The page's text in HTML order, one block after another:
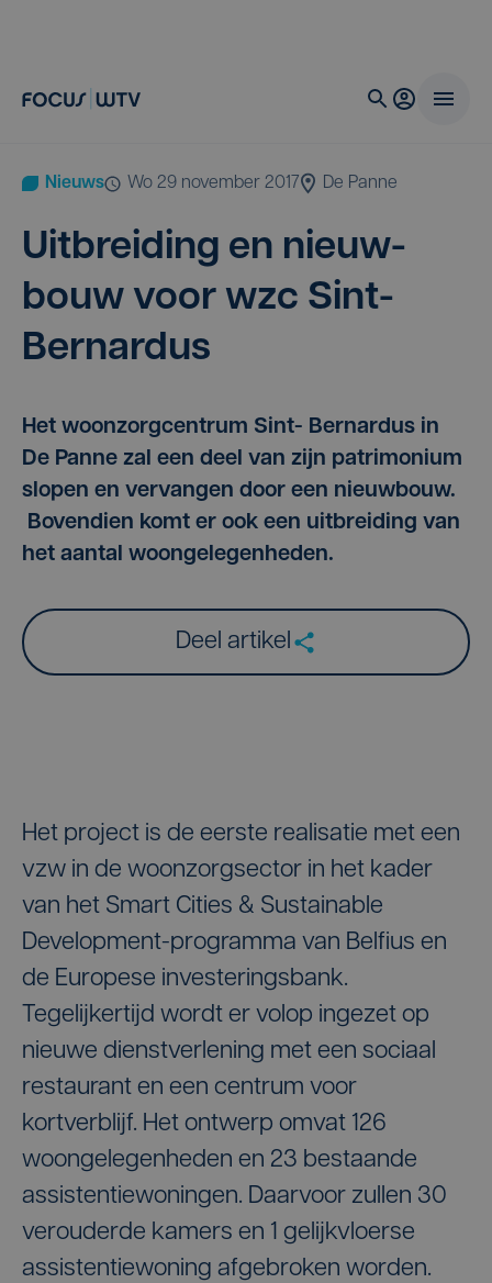
Nieuws wo 29 november 2017 De Panne
Uit­brei­ding en nieuw­
bouw voor wzc Sint-
Bernardus
Het woonzorgcentrum Sint- Bernardus in
De Panne zal een deel van zijn patrimonium
slopen en vervangen door een nieuwbouw.
Bovendien komt er ook een uitbreiding van
het aantal woongelegenheden.
Deel artikel
Het project is de eerste realisatie met een
vzw in de woonzorgsector in het kader
van het Smart Cities & Sustainable
Development-programma van Belfius en
de Europese investeringsbank.
Tegelijkertijd wordt er volop ingezet op
nieuwe dienstverlening met een sociaal
restaurant en een centrum voor
kortverblijf. Het ontwerp omvat 126
woongelegenheden en 23 bestaande
assistentiewoningen. Daarvoor zullen 30
verouderde kamers en 1 gelijkvloerse
assistentiewoning afgebroken worden.